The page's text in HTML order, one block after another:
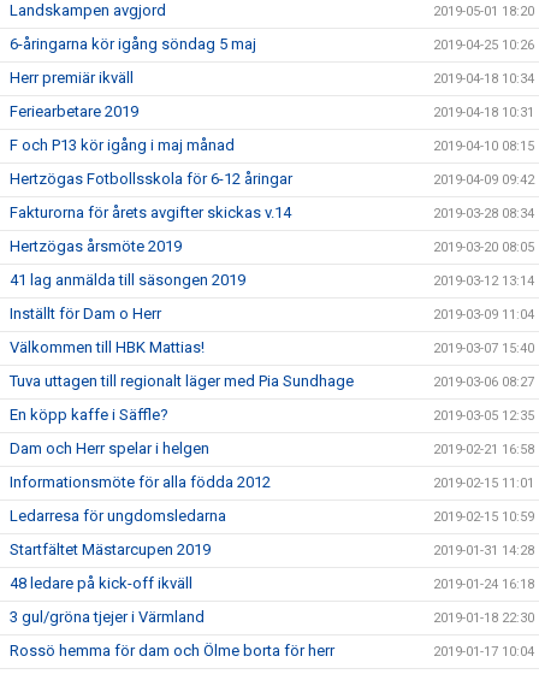
Landskampen avgjord 2019-05-01 18:20
6-åringarna kör igång söndag 5 maj 2019-04-25 10:26
Herr premiär ikväll 2019-04-18 10:34
Feriearbetare 2019 2019-04-18 10:31
F och P13 kör igång i maj månad 2019-04-10 08:15
Hertzögas Fotbollsskola för 6-12 åringar 2019-04-09 09:42
Fakturorna för årets avgifter skickas v.14 2019-03-28 08:34
Hertzögas årsmöte 2019 2019-03-20 08:05
41 lag anmälda till säsongen 2019 2019-03-12 13:14
Inställt för Dam o Herr 2019-03-09 11:04
Välkommen till HBK Mattias! 2019-03-07 15:40
Tuva uttagen till regionalt läger med Pia Sundhage 2019-03-06 08:27
En köpp kaffe i Säffle? 2019-03-05 12:35
Dam och Herr spelar i helgen 2019-02-21 16:58
Informationsmöte för alla födda 2012 2019-02-15 11:01
Ledarresa för ungdomsledarna 2019-02-15 10:59
Startfältet Mästarcupen 2019 2019-01-31 14:28
48 ledare på kick-off ikväll 2019-01-24 16:18
3 gul/gröna tjejer i Värmland 2019-01-18 22:30
Rossö hemma för dam och Ölme borta för herr 2019-01-17 10:04